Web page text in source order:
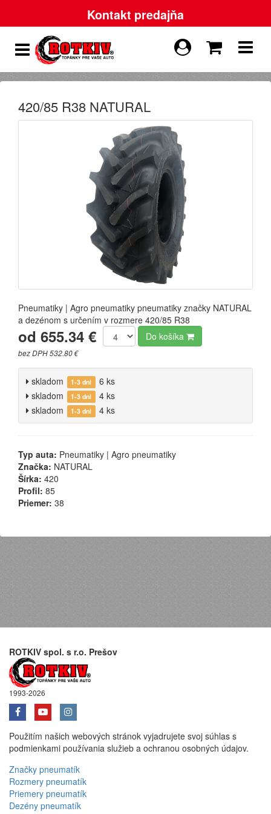
Kontakt predajňa
420/85 R38 NATURAL
Pneumatiky | Agro pneumatiky pneumatiky značky NATURAL
a dezénom s určením v rozmere 420/85 R38
od 655.34 €
bez DPH 532.80 €
Do košíka
skladom 1-3 dni
6 ks
skladom
1-3 dni
4 ks
skladom
1-3 dni 4 ks
Typ auta: Pneumatiky | Agro pneumatiky
Značka: NATURAL
Šírka: 420
Profil: 85
Priemer: 38
ROTKIV spol. s r.o. Prešov
1993-2026
Použitím našich webových stránok vyjadrujete svoj súhlas s
podmienkami používania služieb a ochranou osobných údajov.
Značky pneumatík
Rozmery pneumatík
Priemery pneumatík
Dezény pneumatík